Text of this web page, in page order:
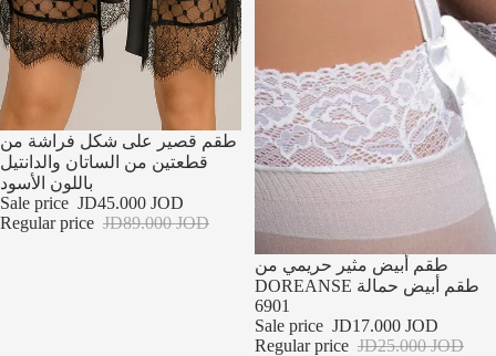
تخفيضات
طقم قصير على شكل فراشة من
قطعتين من الساتان والدانتيل
باللون الأسود
Sale price JD45.000 JOD
Regular price JD89.000 JOD
تخفيضات
طقم أبيض مثير حريمي من
DOREANSE طقم أبيض حمالة
6901
Sale price JD17.000 JOD
Regular price JD25.000 JOD